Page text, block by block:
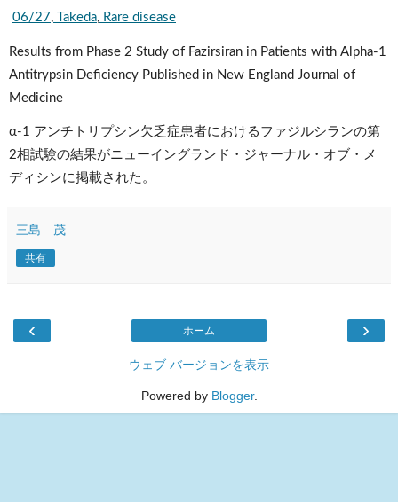
06/27, Takeda, Rare disease
Results from Phase 2 Study of Fazirsiran in Patients with Alpha-1
Antitrypsin Deficiency Published in New England Journal of
Medicine
α-1 アンチトリプシン欠乏症患者におけるファジルシランの第
2相試験の結果がニューイングランド・ジャーナル・オブ・メ
ディシンに掲載された。
三島 茂
共有
‹ ›
ホーム
ウェブ バージョンを表示
Powered by Blogger.